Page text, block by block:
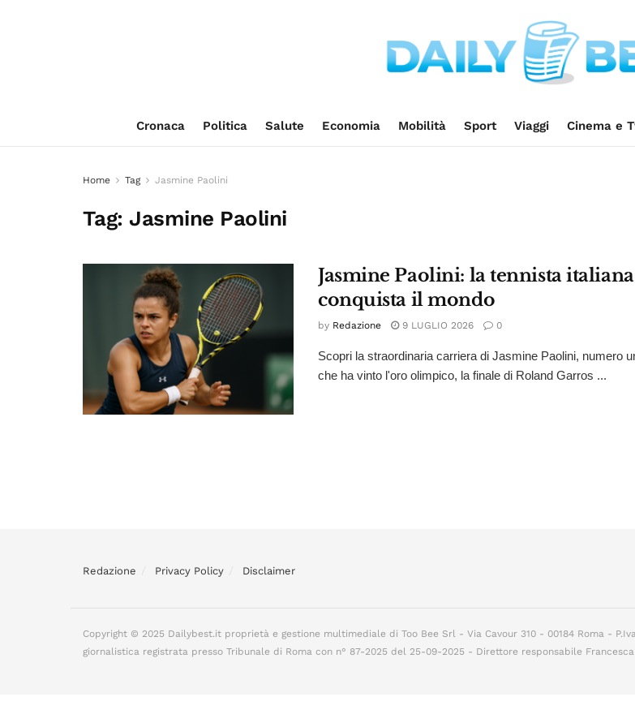
Cronaca Politica Salute Economia Mobilità Sport Viaggi Cinema e
Home Tag Jasmine Paolini
Tag: Jasmine Paolini
Jasmine Paolini: la tennista
conquista il mondo
by Redazione 9 LUGLIO 2026 0
Scopri la straordinaria carriera di Jasmine Paolini, numero
che ha vinto l'oro olimpico, la finale di Roland Garros ...
Redazione Privacy Policy Disclaimer
Copyright © 2025 Dailybest.it proprietà e gestione multimediale di Too Bee Srl - Via Cavour 310 - 00184 Roma -
giornalistica registrata presso Tribunale di Roma con n° 87-2025 del 25-09-2025 - Direttore responsabile